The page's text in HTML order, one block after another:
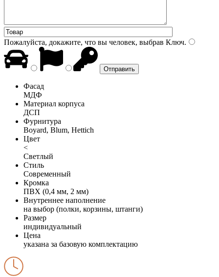
Пожалуйста, докажите, что вы человек, выбрав Ключ.
Фасад
МДФ
Материал корпуса
ДСП
Фурнитура
Boyard, Blum, Hettich
Цвет
<
Светлый
Стиль
Современный
Кромка
ПВХ (0,4 мм, 2 мм)
Внутреннее наполнение
на выбор (полки, корзины, штанги)
Размер
индивидуальный
Цена
указана за базовую комплектацию